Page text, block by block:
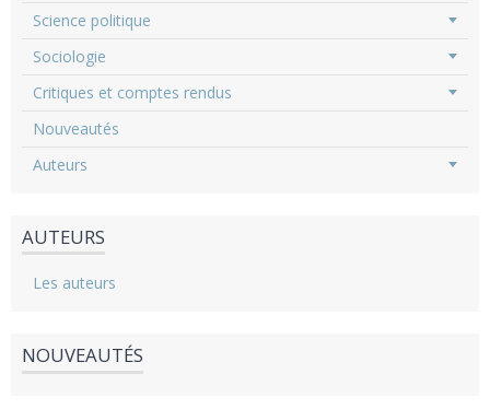
Science politique
Sociologie
Critiques et comptes rendus
Nouveautés
Auteurs
AUTEURS
Les auteurs
NOUVEAUTÉS